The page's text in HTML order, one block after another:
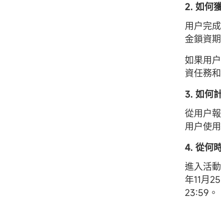
2. 如何
用户完
金鎖資
如果用
資任務
3. 如何
從用户
用户使
4. 從何
進入活
年11月
23:59。